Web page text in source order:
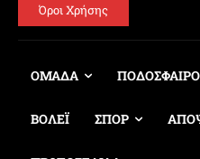
Όροι Χρήσης
ΟΜΑΔΑ ΠΟΔΟΣΦΑΙΡΟ
ΒΟΛΕΪ ΣΠΟΡ